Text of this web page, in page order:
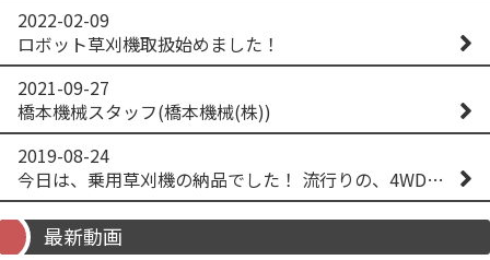
2022-02-09
ロボット草刈機取扱始めました！
2021-09-27
橋本機械スタッフ(橋本機械(株))
2019-08-24
今日は、乗用草刈機の納品でした！ 流行りの、4WD！ #イセキアグリ #オーレック #四駆 #増税間近
最新動画